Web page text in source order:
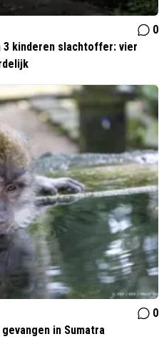
0
3 kinderen slachtoffer: vier
0
in Sumatra